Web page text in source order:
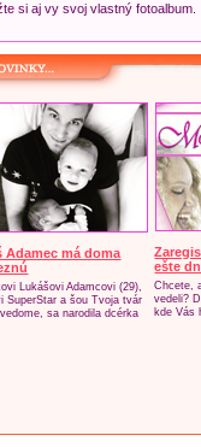
si aj vy svoj vlastný fotoalbum.
Adamec má doma
Lukášovi Adamcovi (29),
SuperStar a šou Tvoja tvár
sa narodila dcérka
ešte
Chcete,
vedeli?
kde Vás